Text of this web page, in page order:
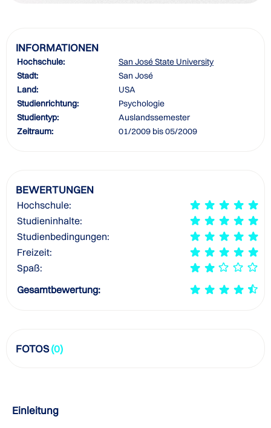
INFORMATIONEN
Hochschule:
San José State University
Stadt:
San José
Land:
USA
Studienrichtung:
Psychologie
Studientyp:
Auslandssemester
Zeitraum:
01/2009 bis 05/2009
BEWERTUNGEN
Hochschule:
Studieninhalte:
Studienbedingungen:
Freizeit:
Spaß:
Gesamtbewertung:
FOTOS(0)
Einleitung